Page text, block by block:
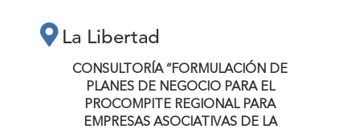
REGIONAL PARA
EMPRESAS
La Libertad
CONSULTORÍA “FORMULACIÓN DE
PLANES DE NEGOCIO PARA EL
PROCOMPITE REGIONAL PARA
EMPRESAS ASOCIATIVAS DE LA